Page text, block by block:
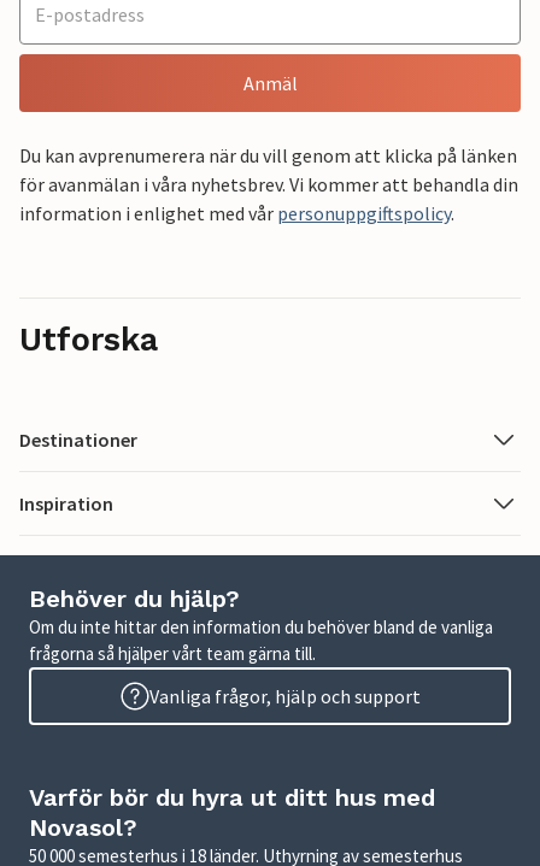
Anmäl
Du kan avprenumerera när du vill genom att klicka på länken
för avanmälan i våra nyhetsbrev. Vi kommer att behandla din
information i enlighet med vår personuppgiftspolicy.
Utforska
Destinationer
Inspiration
Behöver du hjälp?
Om du inte hittar den information du behöver bland de vanliga
frågorna så hjälper vårt team gärna till.
Vanliga frågor, hjälp och support
Varför bör du hyra ut ditt hus med
Novasol?
50 000 semesterhus i 18 länder. Uthyrning av semesterhus